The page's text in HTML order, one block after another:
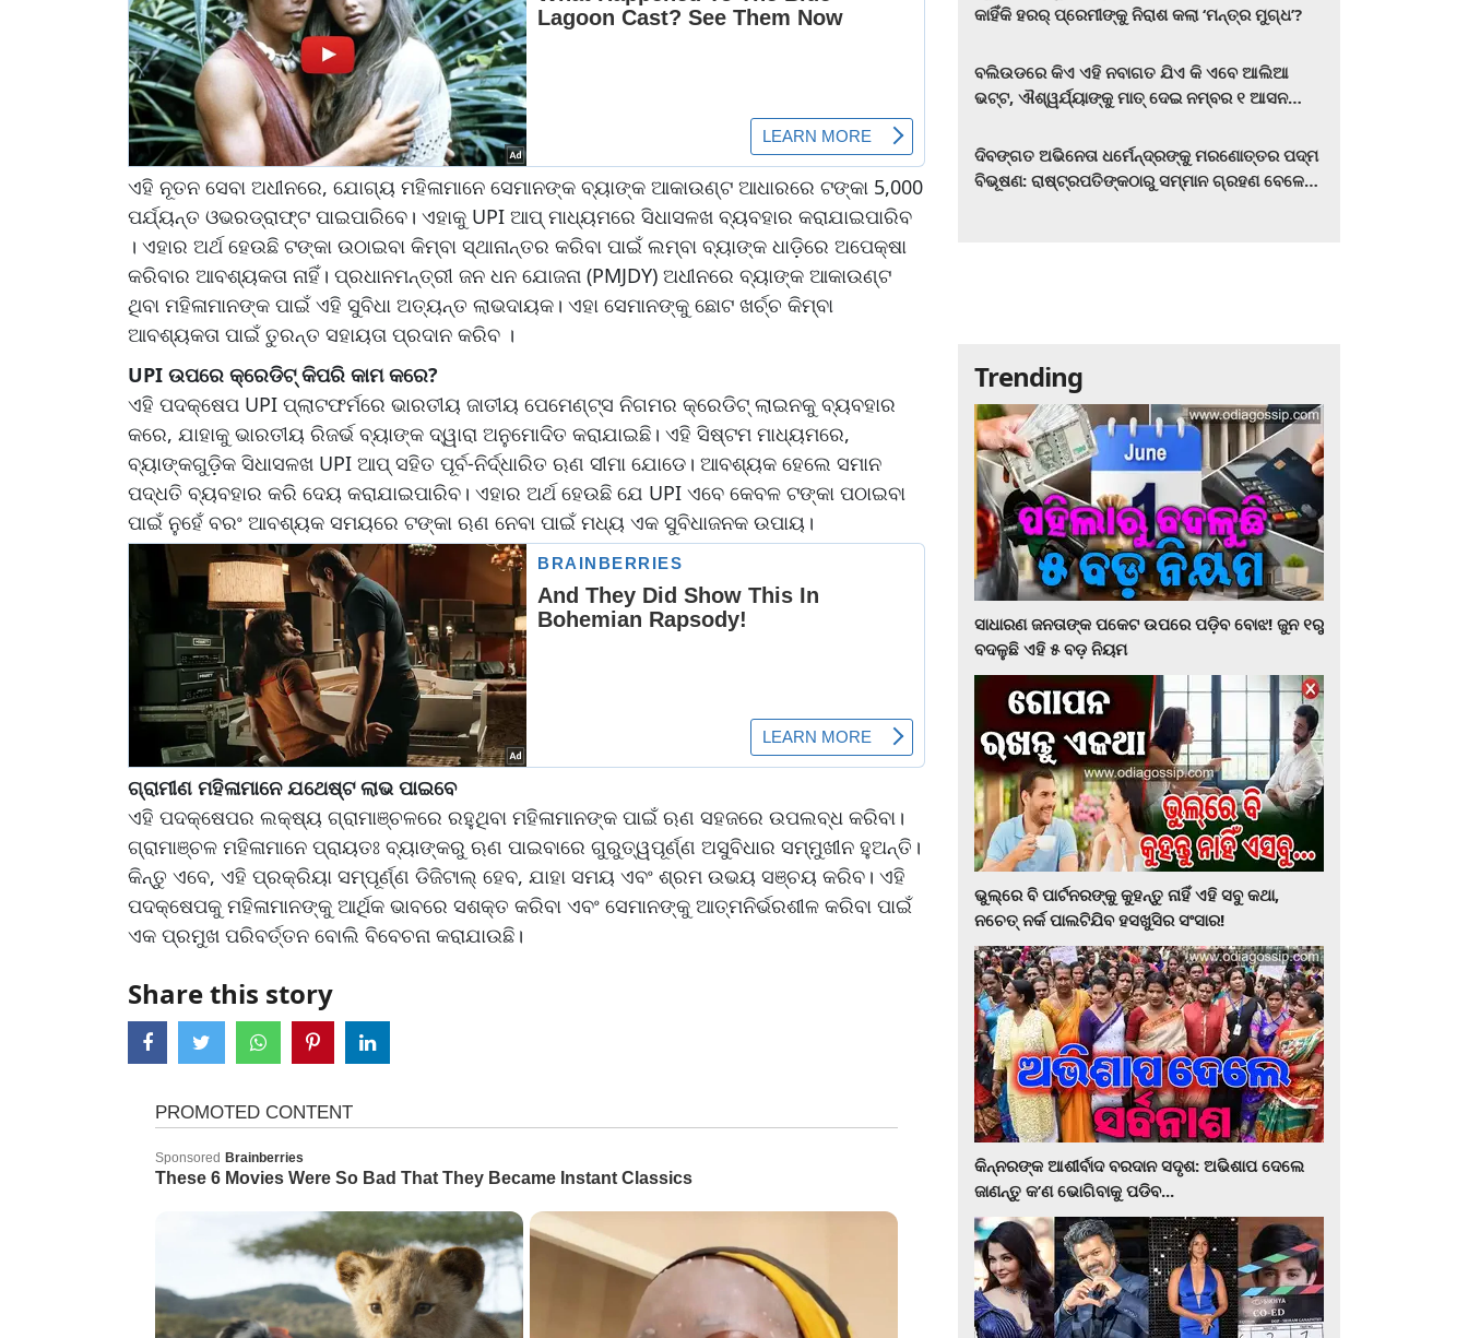
ଏହି ନୂତନ ସେବା ଅଧୀନରେ, ଯୋଗ୍ୟ ମହିଳାମାନେ ସେମାନଙ୍କ ବ୍ୟାଙ୍କ ଆକାଉଣ୍ଟ ଆଧାରରେ ଟଙ୍କା 5,000
ପର୍ଯ୍ୟନ୍ତ ଓଭରଡ୍ରାଫ୍ଟ ପାଇପାରିବେ। ଏହାକୁ UPI ଆପ୍ ମାଧ୍ୟମରେ ସିଧାସଳଖ ବ୍ୟବହାର କରାଯାଇପାରିବ
। ଏହାର ଅର୍ଥ ହେଉଛି ଟଙ୍କା ଉଠାଇବା କିମ୍ବା ସ୍ଥାନାନ୍ତର କରିବା ପାଇଁ ଲମ୍ବା ବ୍ୟାଙ୍କ ଧାଡ଼ିରେ ଅପେକ୍ଷା
କରିବାର ଆବଶ୍ୟକତା ନାହିଁ। ପ୍ରଧାନମନ୍ତ୍ରୀ ଜନ ଧନ ଯୋଜନା (PMJDY) ଅଧୀନରେ ବ୍ୟାଙ୍କ ଆକାଉଣ୍ଟ
ଥିବା ମହିଳାମାନଙ୍କ ପାଇଁ ଏହି ସୁବିଧା ଅତ୍ୟନ୍ତ ଲାଭଦାୟକ। ଏହା ସେମାନଙ୍କୁ ଛୋଟ ଖର୍ଚ୍ଚ କିମ୍ବା
ଆବଶ୍ୟକତା ପାଇଁ ତୁରନ୍ତ ସହାୟତା ପ୍ରଦାନ କରିବ ।
UPI ଉପରେ କ୍ରେଡିଟ୍ କିପରି କାମ କରେ?
ଏହି ପଦକ୍ଷେପ UPI ପ୍ଲାଟଫର୍ମରେ ଭାରତୀୟ ଜାତୀୟ ପେମେଣ୍ଟ୍ସ ନିଗମର କ୍ରେଡିଟ୍ ଲାଇନକୁ ବ୍ୟବହାର
କରେ, ଯାହାକୁ ଭାରତୀୟ ରିଜର୍ଭ ବ୍ୟାଙ୍କ ଦ୍ୱାରା ଅନୁମୋଦିତ କରାଯାଇଛି। ଏହି ସିଷ୍ଟମ ମାଧ୍ୟମରେ,
ବ୍ୟାଙ୍କଗୁଡ଼ିକ ସିଧାସଳଖ UPI ଆପ୍ ସହିତ ପୂର୍ବ-ନିର୍ଦ୍ଧାରିତ ଋଣ ସୀମା ଯୋଡେ। ଆବଶ୍ୟକ ହେଲେ ସମାନ
ପଦ୍ଧତି ବ୍ୟବହାର କରି ଦେୟ କରାଯାଇପାରିବ। ଏହାର ଅର୍ଥ ହେଉଛି ଯେ UPI ଏବେ କେବଳ ଟଙ୍କା ପଠାଇବା
ପାଇଁ ନୁହେଁ ବରଂ ଆବଶ୍ୟକ ସମୟରେ ଟଙ୍କା ଋଣ ନେବା ପାଇଁ ମଧ୍ୟ ଏକ ସୁବିଧାଜନକ ଉପାୟ।
ଗ୍ରାମୀଣ ମହିଳାମାନେ ଯଥେଷ୍ଟ ଲାଭ ପାଇବେ
ଏହି ପଦକ୍ଷେପର ଲକ୍ଷ୍ୟ ଗ୍ରାମାଞ୍ଚଳରେ ରହୁଥିବା ମହିଳାମାନଙ୍କ ପାଇଁ ଋଣ ସହଜରେ ଉପଲବ୍ଧ କରିବା।
ଗ୍ରାମାଞ୍ଚଳ ମହିଳାମାନେ ପ୍ରାୟତଃ ବ୍ୟାଙ୍କରୁ ଋଣ ପାଇବାରେ ଗୁରୁତ୍ୱପୂର୍ଣ୍ଣ ଅସୁବିଧାର ସମ୍ମୁଖୀନ ହୁଅନ୍ତି।
କିନ୍ତୁ ଏବେ, ଏହି ପ୍ରକ୍ରିୟା ସମ୍ପୂର୍ଣ୍ଣ ଡିଜିଟାଲ୍ ହେବ, ଯାହା ସମୟ ଏବଂ ଶ୍ରମ ଉଭୟ ସଞ୍ଚୟ କରିବ। ଏହି
ପଦକ୍ଷେପକୁ ମହିଳାମାନଙ୍କୁ ଆର୍ଥିକ ଭାବରେ ସଶକ୍ତ କରିବା ଏବଂ ସେମାନଙ୍କୁ ଆତ୍ମନିର୍ଭରଶୀଳ କରିବା ପାଇଁ
ଏକ ପ୍ରମୁଖ ପରିବର୍ତ୍ତନ ବୋଲି ବିବେଚନା କରାଯାଉଛି।
Share this story
କାହିଁକି ହରର୍‌ ପ୍ରେମୀଙ୍କୁ ନିରାଶ କଲା ‘ମନ୍ତ୍ର ମୁଗ୍ଧ’?
ବଲିଉଡରେ କିଏ ଏହି ନବାଗତ ଯିଏ କି ଏବେ ଆଲିଆ
ଭଟ୍ଟ, ଐଶ୍ୱର୍ଯ୍ୟାଙ୍କୁ ମାତ୍‌ ଦେଇ ନମ୍ବର ୧ ଆସନ
ଦିବଙ୍ଗତ ଅଭିନେତା ଧର୍ମେନ୍ଦ୍ରଙ୍କୁ ମରଣୋତ୍ତର ପଦ୍ମ
ବିଭୂଷଣ: ରାଷ୍ଟ୍ରପତିଙ୍କଠାରୁ ସମ୍ମାନ ଗ୍ରହଣ ବେଳେ
Trending
ସାଧାରଣ ଜନତାଙ୍କ ପକେଟ ଉପରେ ପଡ଼ିବ ବୋଝ! ଜୁନ ୧ରୁ
ବଦଳୁଛି ଏହି ୫ ବଡ଼ ନିୟମ
ଭୁଲ୍‌ରେ ବି ପାର୍ଟନରଙ୍କୁ କୁହନ୍ତୁ ନାହିଁ ଏହି ସବୁ କଥା,
ନଚେତ୍‌ ନର୍କ ପାଲଟିଯିବ ହସଖୁସିର ସଂସାର!
କିନ୍ନରଙ୍କ ଆଶୀର୍ବାଦ ବରଦାନ ସଦୃଶ: ଅଭିଶାପ ଦେଲେ
ଜାଣନ୍ତୁ କ’ଣ ଭୋଗିବାକୁ ପଡିବ...